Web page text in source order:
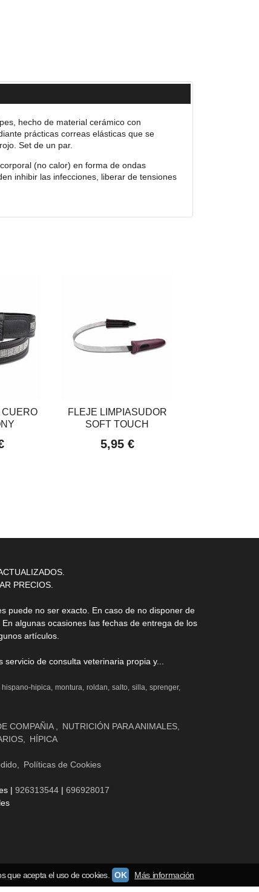
hecho de material cerámico con
prácticas correas elásticas que se
Set de un par.
(no calor) en forma de ondas
inhibir las infecciones, liberar de tensiones
FLEJE LIMPIASUDOR
SOFT TOUCH
5,95 €
PRECIOS.
puede no ser exacto. En caso de no disponer de
algunas ocasiones las fechas de entrega de los
artículos.
de consulta veterinaria propia y...
hispano-hipica montura roldan salto silla sprenger
COMPAÑIA
NUTRICIÓN PARA ANIMALES
HÍPICA
Políticas de Cookies
|926313544 |696928017
que acepta el uso de cookies. OK Más información